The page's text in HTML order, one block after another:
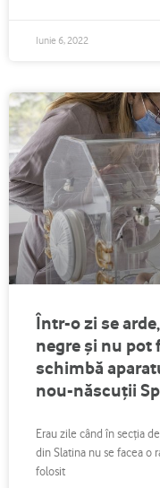
Iunie 6, 2022
Într-o zi se
negre și nu pot
schimbă
nou-născuții
Erau zile când în secția
din Slatina nu se facea o
folosit